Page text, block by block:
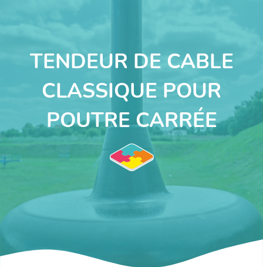
TENDEUR DE CABLE
CLASSIQUE POUR
POUTRE CARRÉE